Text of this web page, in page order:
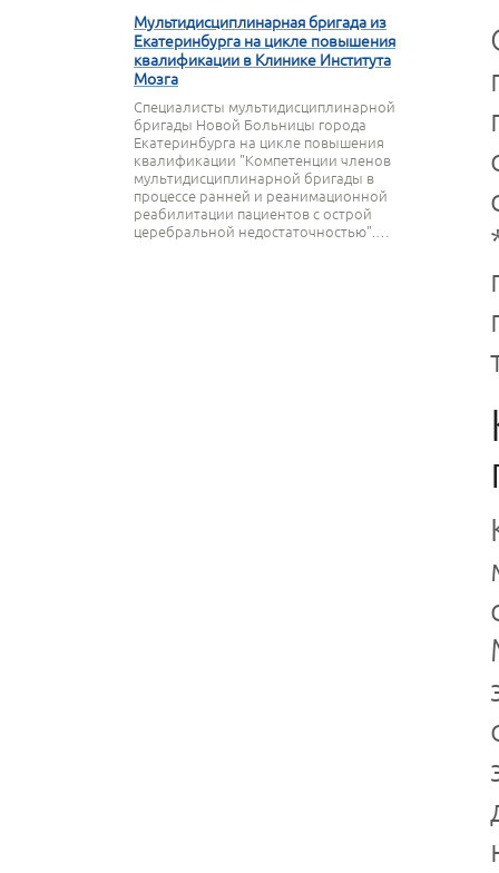
Мультидисциплинарная бригада из
Екатеринбурга на цикле повышения
квалификации в Клинике Института
Мозга
Специалисты мультидисциплинарной
бригады Новой Больницы города
Екатеринбурга на цикле повышения
квалификации "Компетенции членов
мультидисциплинарной бригады в
процессе ранней и реанимационной
реабилитации пациентов с острой
церебральной недостаточностью".…